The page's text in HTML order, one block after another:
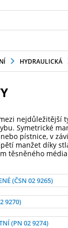
HYDRAULICKÁ
nejdůležitější
Symetrické
pístnice, v
manžet díky
těsněného
(ČSN 02 9265)
9270)
(PN 02 9274)